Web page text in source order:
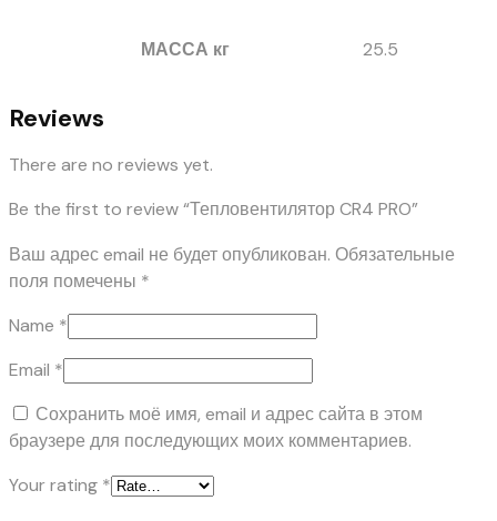
МАССА кг 25.5
Reviews
There are no reviews yet.
Be the first to review “Тепловентилятор CR4 PRO”
Ваш адрес email не будет опубликован. Обязательные
поля помечены *
Name *
Email *
Сохранить моё имя, email и адрес сайта в этом
браузере для последующих моих комментариев.
Your rating *